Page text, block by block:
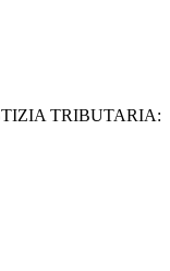
TRIBUTARIA: